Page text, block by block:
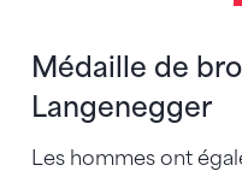
Médaille de
Langenegger
Les hommes ont